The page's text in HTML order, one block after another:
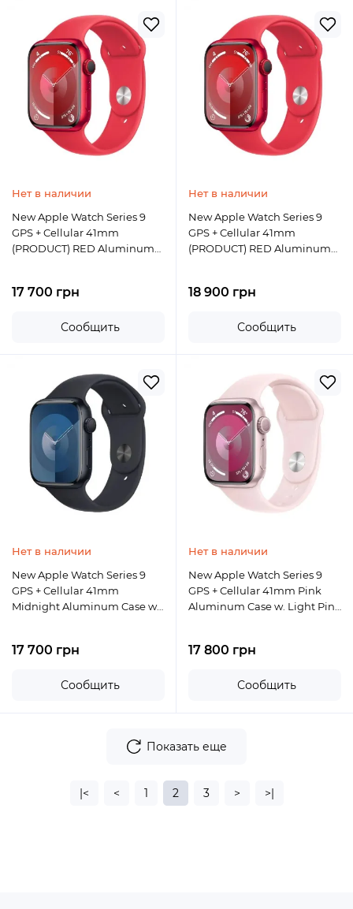
Нет в наличии
New Apple Watch Series 9
GPS + Cellular 41mm
(PRODUCT) RED Aluminum
17 700 грн
Сообщить
Нет в наличии
New Apple Watch Series 9
GPS + Cellular 41mm
(PRODUCT) RED Aluminum
18 900 грн
Сообщить
Нет в наличии
New Apple Watch Series 9
GPS + Cellular 41mm
Midnight Aluminum Case w.
17 700 грн
Сообщить
Нет в наличии
New Apple Watch Series 9
GPS + Cellular 41mm Pink
Aluminum Case w. Light Pink
17 800 грн
Сообщить
Показать еще
|< < 1 2 3 > >|